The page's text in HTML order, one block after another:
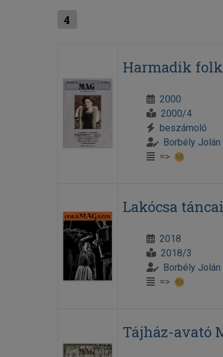
4
Harmadik
2000
2000/4
beszámoló
Borbély Jolán
=>
Lakócsa táncai
2018
2018/3
Borbély Jolán
=>
Tájház-avató